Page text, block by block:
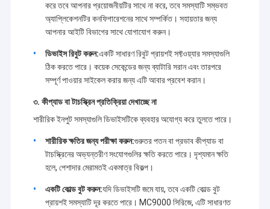
করে তবে আপনার প্রয়োজনীয়টির সাথে না করে, তবে সমস্যাটি সম্ভবত
অ্যাপ্লিকেশনটির কনফিগারেশনের সাথে সম্পর্কিত। সহায়তার জন্য
আপনার আইটি বিভাগের সাথে যোগাযোগ করুন।
ডিভাইস রিবুট করুন:একটি সাধারণ রিবুট প্রায়শই সফ্টওয়্যার সমস্যাগুলি
ঠিক করতে পারে। কয়েক সেকেন্ডের জন্য ব্যাটারি সরান এবং তারপরে
সম্পূর্ণ পাওয়ার সাইকেল করার জন্য এটি আবার প্রবেশ করান।
৩. কীপ্যাড বা টাচস্ক্রিন প্রতিক্রিয়া দেখাচ্ছে না
শারীরিক ইনপুট সমস্যাগুলি ডিভাইসটিকে ব্যবহার অযোগ্য করে তুলতে পারে।
শারীরিক ক্ষতির জন্য পরীক্ষা করুন:গুরুতর পতন বা প্রভাব কীপ্যাড বা
টাচস্ক্রিনের অভ্যন্তরীণ সংযোগগুলির ক্ষতি করতে পারে। দৃশ্যমান ক্ষতি
হলে, পেশাদার মেরামতই একমাত্র বিকল্প।
একটি কোল্ড বুট করুন:যদি ডিভাইসটি জমে যায়, তবে একটি কোল্ড বুট
প্রায়শই সমস্যাটি দূর করতে পারে। MC9000 সিরিজে, এটি সাধারণত